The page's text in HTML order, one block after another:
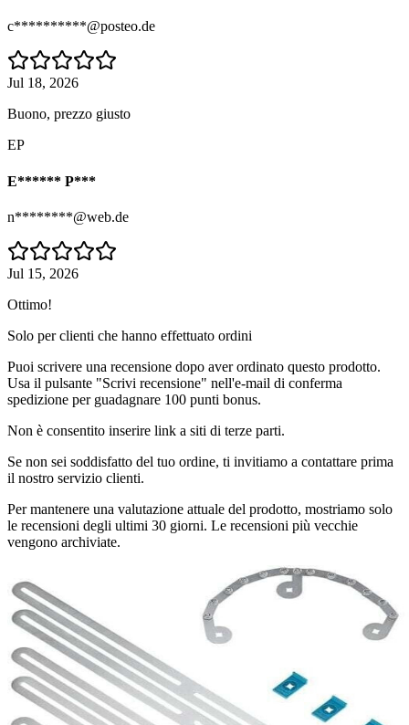
c**********@posteo.de
Jul 18, 2026
Buono, prezzo giusto
EP
E****** P***
n********@web.de
Jul 15, 2026
Ottimo!
Solo per clienti che hanno effettuato ordini
Puoi scrivere una recensione dopo aver ordinato questo prodotto.
Usa il pulsante "Scrivi recensione" nell'e-mail di conferma
spedizione per guadagnare 100 punti bonus.
Non è consentito inserire link a siti di terze parti.
Se non sei soddisfatto del tuo ordine, ti invitiamo a contattare prima
il nostro servizio clienti.
Per mantenere una valutazione attuale del prodotto, mostriamo solo
le recensioni degli ultimi 30 giorni. Le recensioni più vecchie
vengono archiviate.